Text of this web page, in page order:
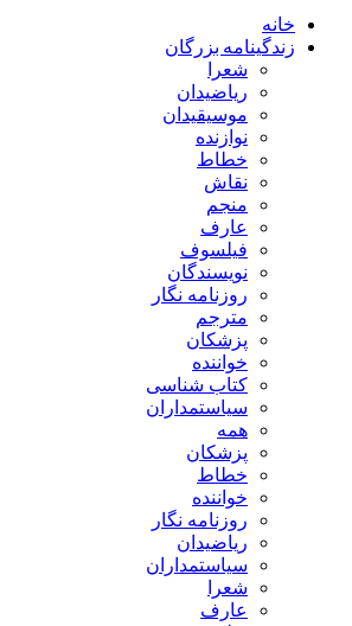
خانه
زندگینامه بزرگان
شعرا
ریاضیدان
موسیقیدان
نوازنده
خطاط
نقاش
منجم
عارف
فیلسوف
نویسندگان
روزنامه نگار
مترجم
پزشکان
خواننده
کتاب شناسی
سیاستمداران
همه
پزشکان
خطاط
خواننده
روزنامه نگار
ریاضیدان
سیاستمداران
شعرا
عارف